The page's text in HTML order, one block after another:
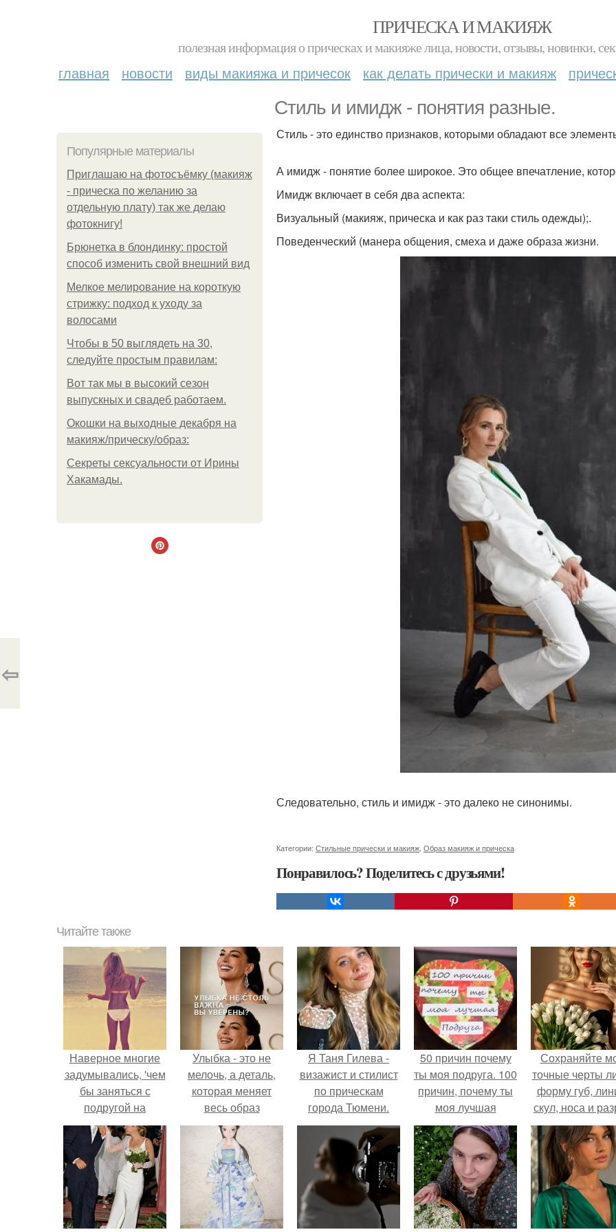
ПРИЧЕСКА И МАКИЯЖ
полезная информация о прическах и макияже лица, новости, отзывы, новинки,
главная новости виды макияжа и причесок как делать прически и макияж
Стиль и имидж - понятия разные.
Популярные материалы
Приглашаю на фотосъёмку (макияж
- прическа по желанию за
отдельную плату) так же делаю
фотокнигу!
Брюнетка в блондинку: простой
способ изменить свой внешний вид
Мелкое мелирование на короткую
стрижку: подход к уходу за
волосами
Чтобы в 50 выглядеть на 30,
следуйте простым правилам:
Вот так мы в высокий сезон
выпускных и свадеб работаем.
Окошки на выходные декабря на
макияж/прическу/образ:
Секреты сексуальности от Ирины
Хакамады.
Стиль - это единство признаков, которыми обладают все
А имидж - понятие более широкое. Это общее впечатление,
Имидж включает в себя два аспекта:
Визуальный (макияж, прическа и как раз таки стиль одежды);.
Поведенческий (манера общения, смеха и даже образа жизни.
Следовательно, стиль и имидж - это далеко не синонимы.
Категории: Стильные прически и макияж Образ макияж и прическа
Понравилось? Поделитесь с друзьями!
⇦
Читайте также
Наверное многие
задумывались, 'чем
бы заняться с
подругой на
ночёвке?
Улыбка - это не
мелочь, а деталь,
которая меняет
весь образ
человека.
Я Таня Гилева -
визажист и стилист
по прическам
города Тюмени.
50 причин почему
ты моя подруга. 100
причин, почему ты
моя лучшая
подруга.
Сохраняйте
точные черты
форму губ,
скул, носа и
глаз.